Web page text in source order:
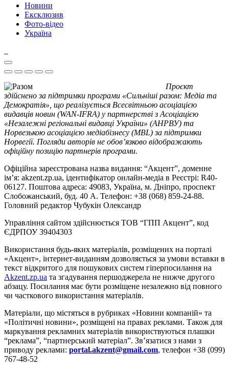
Новини
Ексклюзив
Фото-відео
Україна
Проєкт
здійснено за підтримки програми «Сильніші разом: Медіа та
Демократія», що реалізується Всесвітньою асоціацією
видавців новин (WAN-IFRA) у партнерстві з Асоціацією
«Незалежні регіональні видавці України» (АНРВУ) та
Норвезькою асоціацією медіабізнесу (MBL) за підтримки
Норвегії. Погляди авторів не обов’язково відображають
офіційну позицію партнерів програми.
Офіційна зареєстрована назва видання: “Акцент”, доменне
ім’я: akzent.zp.ua, ідентифікатор онлайн-медіа в Реєстрі: R40-
06127. Поштова адреса: 49083, Україна, м. Дніпро, проспект
Слобожанський, буд. 40 А. Телефон: +38 (068) 859-24-88.
Головний редактор Чубукін Олександр
Управління сайтом здійснюється ТОВ “ГПП Акцент”, код
ЄДРПОУ 39404303
Використання будь-яких матеріалів, розміщених на порталі
«Акцент», інтернет-виданням дозволяється за умови вставки в
текст відкритого для пошукових систем гіперпосилання на
Akzent.zp.ua та згадування першоджерела не нижче другого
абзацу. Посилання має бути розміщене незалежно від повного
чи часткового використання матеріалів.
Матеріали, що містяться в рубриках «Новини компаній» та
«Політичні новини», розміщені на правах реклами. Також для
маркування рекламних матеріалів використвуються плашки
“реклама”, “партнерський матеріал”. Зв’язатися з нами з
приводу реклами: portal.akzent@gmail.com, телефон +38 (099)
767-48-52